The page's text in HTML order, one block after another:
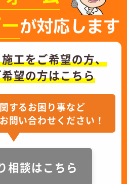
が対応します
工をご希望の方、
望の方はこちら
するお困り事など
問い合わせください！
相談はこちら